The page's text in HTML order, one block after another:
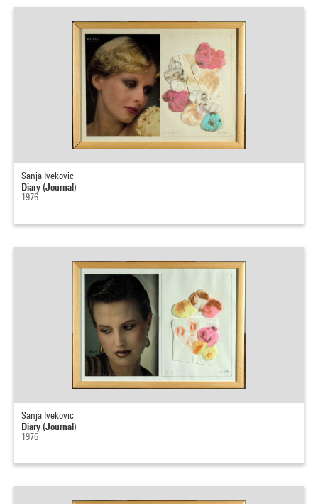
Sanja Ivekovic
Diary (Journal)
1976
Sanja Ivekovic
Diary (Journal)
1976